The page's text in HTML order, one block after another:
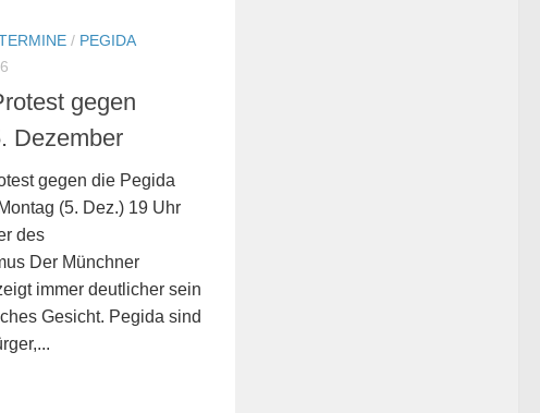
/ PEGIDA
gegen
Dezember
gegen die Pegida
(5. Dez.) 19 Uhr
des
Der Münchner
immer deutlicher sein
Gesicht. Pegida sind